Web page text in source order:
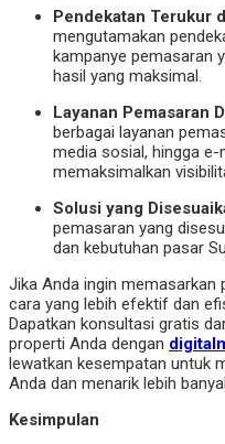
Pendekatan Terukur
mengutamakan
kampanye pemasaran
hasil yang maksimal.
Layanan Pemasaran
berbagai layanan
media sosial, hingga
memaksimalkan
Solusi yang
pemasaran yang
dan kebutuhan pasar
Jika Anda ingin memasarkan
cara yang lebih efektif dan
Dapatkan konsultasi gratis
properti Anda dengan
lewatkan kesempatan untuk
Anda dan menarik lebih
Kesimpulan